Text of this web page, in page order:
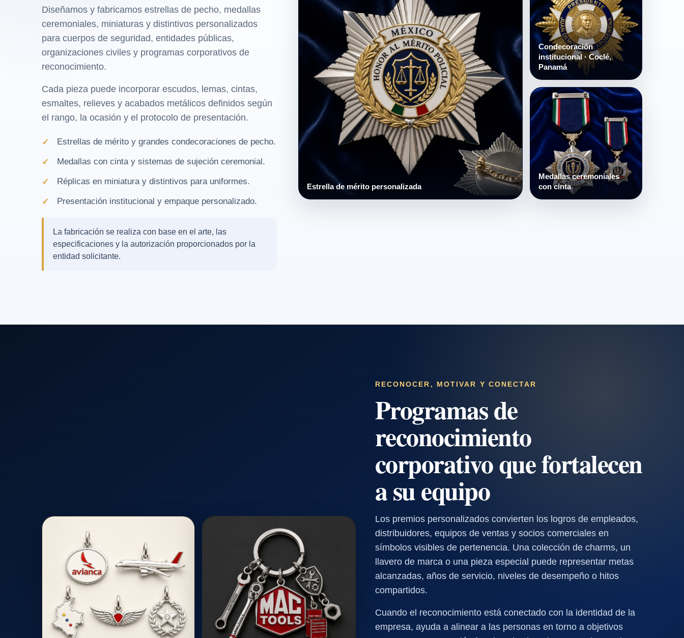
Diseñamos y fabricamos estrellas de pecho, medallas
ceremoniales, miniaturas y distintivos personalizados
para cuerpos de seguridad, entidades públicas,
organizaciones civiles y programas corporativos de
reconocimiento.
Cada pieza puede incorporar escudos, lemas, cintas,
esmaltes, relieves y acabados metálicos definidos según
el rango, la ocasión y el protocolo de presentación.
Estrellas de mérito y grandes condecoraciones de pecho.
Medallas con cinta y sistemas de sujeción ceremonial.
Réplicas en miniatura y distintivos para uniformes.
Presentación institucional y empaque personalizado.
La fabricación se realiza con base en el arte, las
especificaciones y la autorización proporcionados por la
entidad solicitante.
Estrella de mérito personalizada
Condecoración
institucional · Coclé,
Panamá
Medallas ceremoniales
con cinta
RECONOCER, MOTIVAR Y CONECTAR
Programas de
reconocimiento
corporativo que fortalecen
a su equipo
Los premios personalizados convierten los logros de empleados,
distribuidores, equipos de ventas y socios comerciales en
símbolos visibles de pertenencia. Una colección de charms, un
llavero de marca o una pieza especial puede representar metas
alcanzadas, años de servicio, niveles de desempeño o hitos
compartidos.
Cuando el reconocimiento está conectado con la identidad de la
empresa, ayuda a alinear a las personas en torno a objetivos